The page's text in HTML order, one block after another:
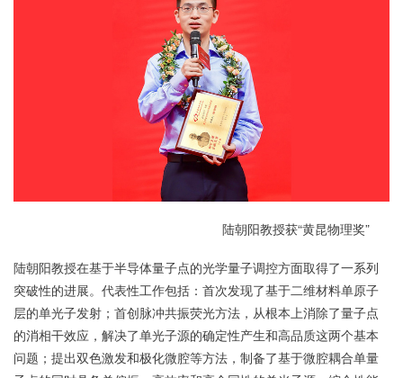
陆朝阳教授获“黄昆物理奖”
陆朝阳教授在基于半导体量子点的光学量子调控方面取得了一系列
突破性的进展。代表性工作包括：首次发现了基于二维材料单原子
层的单光子发射；首创脉冲共振荧光方法，从根本上消除了量子点
的消相干效应，解决了单光子源的确定性产生和高品质这两个基本
问题；提出双色激发和极化微腔等方法，制备了基于微腔耦合单量